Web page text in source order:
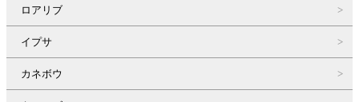
ロアリブ
イプサ
カネボウ